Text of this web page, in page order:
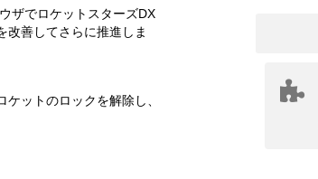
ザでロケットスターズDX
改善してさらに推進しま
ットのロックを解除し、